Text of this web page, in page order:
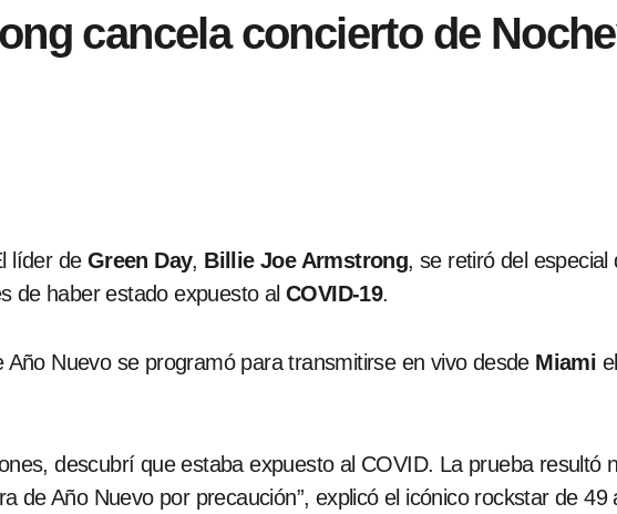
cancela concierto de
líder de Green Day, Billie Joe Armstrong, se retiró del
de haber estado expuesto alCOVID-19.
Año Nuevo se programó para transmitirse en vivo desde Miami el
descubrí que estaba expuesto al COVID. La prueba resultó
de Año Nuevo por precaución”, explicó el icónico rockstar de 49